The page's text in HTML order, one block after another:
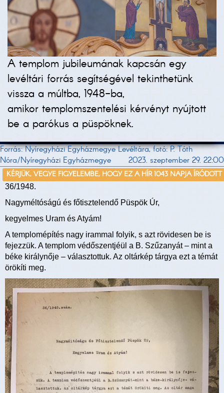
A templom jubileumának kapcsán egy
levéltári forrás segítségével tekinthetünk
vissza a múltba, 1948-ba,
amikor templomszentelési kérvényt nyújtott
be a parókus a püspöknek.
Forrás: Nyíregyházi Egyházmegye Levéltára, fotó: P. Tóth
Nóra/Nyíregyházi Egyházmegye
2023. szeptember 29. 22:00
KÉRJÜK, VEGYE FIGYELEMBE, HOGY EZ A HÍR 1043 NAPJA ÍRÓDOTT
36/1948.
Nagyméltóságú és főtisztelendő Püspök Úr,
kegyelmes Uram és Atyám!
A templomépítés nagy irammal folyik, s azt rövidesen be is
fejezzük. A templom védőszentjéül a B. Szűzanyát – mint a
béke királynője – választottuk. Az oltárkép tárgya ezt a témát
örökíti meg.